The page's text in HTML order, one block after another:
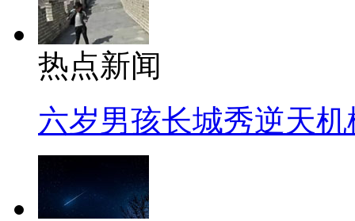
热点新闻
六岁男孩长城秀逆天机